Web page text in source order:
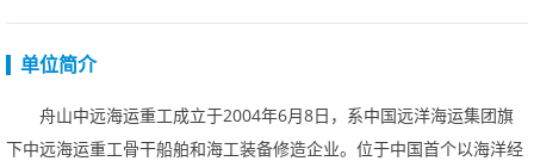
单位简介
舟山中远海运重工成立于2004年6月8日，系中国远洋海运集团旗
下中远海运重工骨干船舶和海工装备修造企业。位于中国首个以海洋经